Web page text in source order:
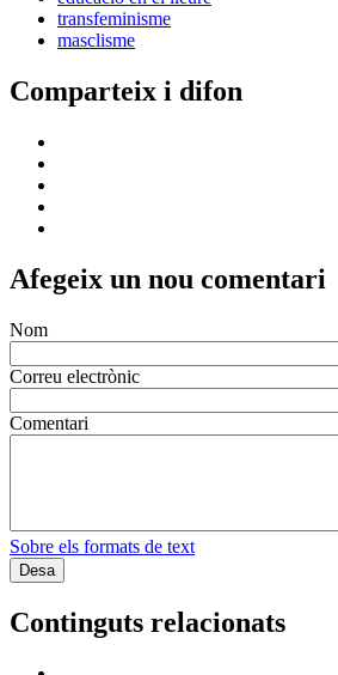
transfeminisme
masclisme
Comparteix i difon
Afegeix un nou comentari
Nom
Correu electrònic
Comentari
Sobre els formats de text
Continguts relacionats